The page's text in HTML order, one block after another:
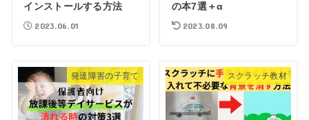
インストールする方法
2023.06.01
の本7選＋α
2023.08.09
発達障害の子育て スクラッチ教材